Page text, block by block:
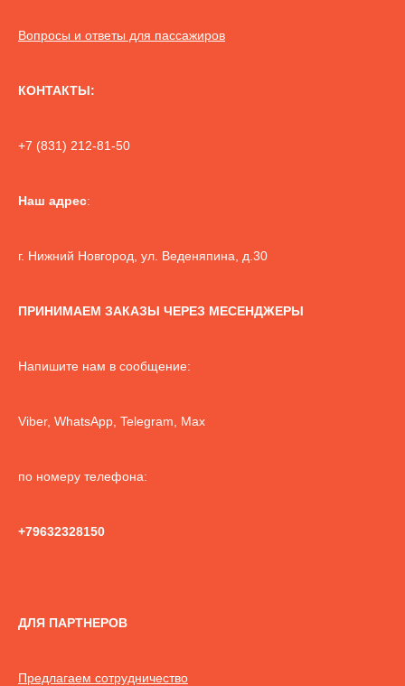
Вопросы и ответы для пассажиров
КОНТАКТЫ:
+7 (831) 212-81-50
Наш адрес:
г. Нижний Новгород, ул. Веденяпина, д.30
ПРИНИМАЕМ ЗАКАЗЫ ЧЕРЕЗ МЕСЕНДЖЕРЫ
Напишите нам в сообщение:
Viber, WhatsApp, Telegram, Max
по номеру телефона:
+79632328150
ДЛЯ ПАРТНЕРОВ
Предлагаем сотрудничество